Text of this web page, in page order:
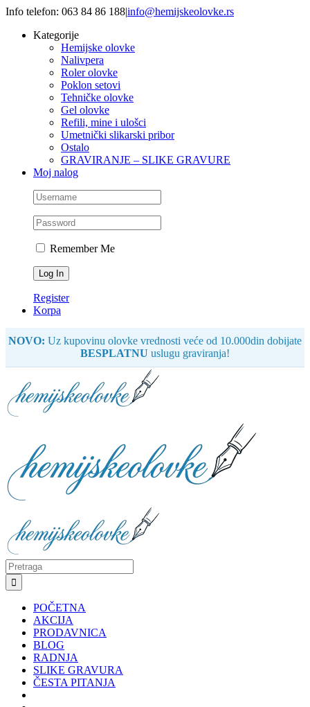
Skip
content
Info telefon: 063 84 86 188|info@hemijskeolovke.rs
Kategorije
Hemijske olovke
Nalivpera
Roler olovke
Poklon setovi
Tehničke olovke
Gel olovke
Refili, mine i ulošci
Umetnički slikarski pribor
Ostalo
GRAVIRANJE – SLIKE GRAVURE
Moj nalog
Remember Me
Register
Korpa
NOVO: Uz kupovinu olovke vrednosti veće od 10.000din dobijate
BESPLATNU uslugu graviranja!
Search
for:
POČETNA
AKCIJA
PRODAVNICA
BLOG
RADNJA
SLIKE GRAVURA
ČESTA PITANJA